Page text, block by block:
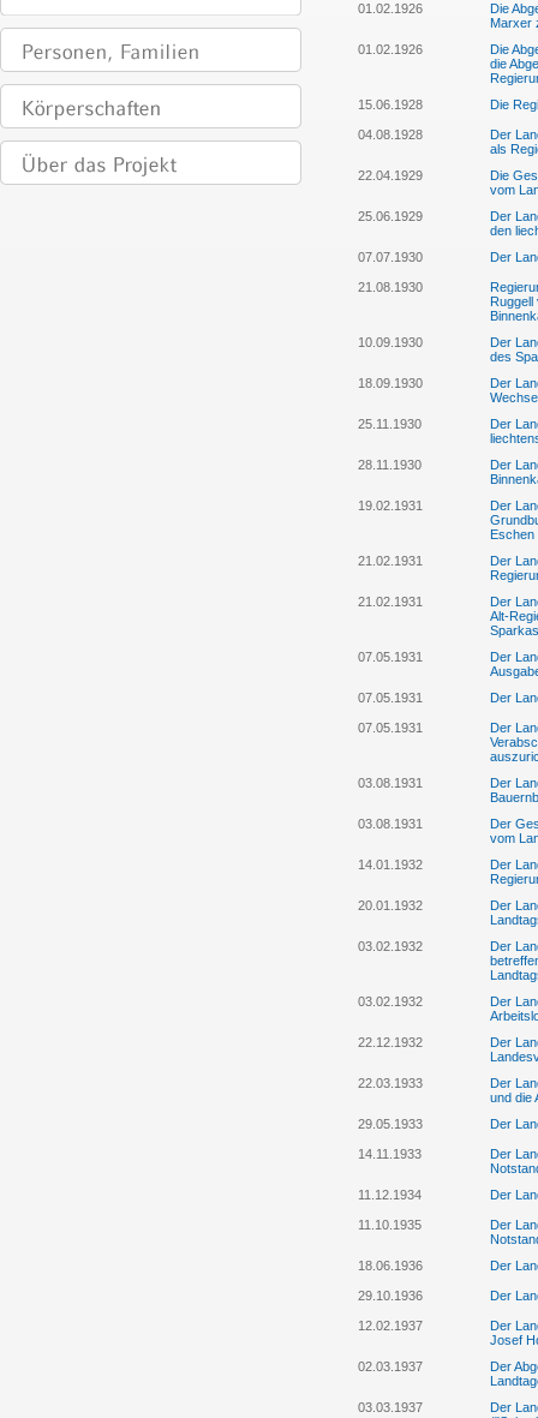
01.02.1926
Die
Marxer
01.02.1926
Die
die
15.06.1928
Die
04.08.1928
Der
als
22.04.1929
Die
vom
25.06.1929
Der
den
07.07.1930
Der
21.08.1930
10.09.1930
Der
des
18.09.1930
Der
25.11.1930
Der
28.11.1930
Der
19.02.1931
Der
Eschen
21.02.1931
Der
21.02.1931
Der
Alt-
07.05.1931
Der
07.05.1931
Der
07.05.1931
Der
03.08.1931
Der
03.08.1931
Der
vom
14.01.1932
Der
20.01.1932
Der
03.02.1932
Der
03.02.1932
Der
22.12.1932
Der
22.03.1933
Der
und die
29.05.1933
Der
14.11.1933
Der
11.12.1934
Der
11.10.1935
Der
18.06.1936
Der
29.10.1936 Der
12.02.1937
Der
Josef
02.03.1937
Der
03.03.1937
Der